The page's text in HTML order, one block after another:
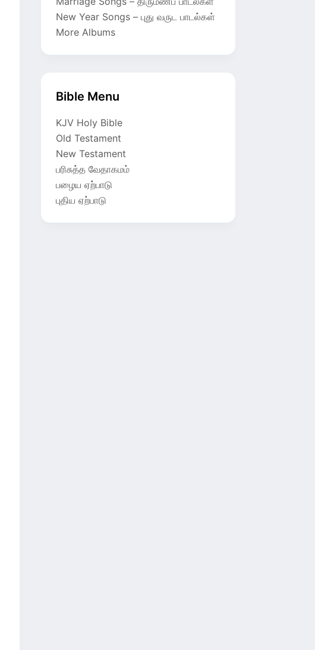
New Year Songs – புது வருட பாடல்கள்
More Albums
Bible Menu
KJV Holy Bible
Old Testament
New Testament
பரிசுத்த வேதாகமம்
பழைய ஏற்பாடு
புதிய ஏற்பாடு